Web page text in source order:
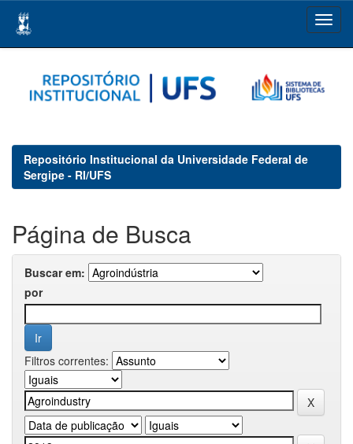
navigation
Repositório Institucional da Universidade Federal de
Sergipe - RI/UFS
Página de Busca
Buscar em:
por
Filtros correntes: